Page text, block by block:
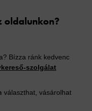
oldalunkon?
Bízza ránk kedvenc
szolgálat
választhat, vásárolhat